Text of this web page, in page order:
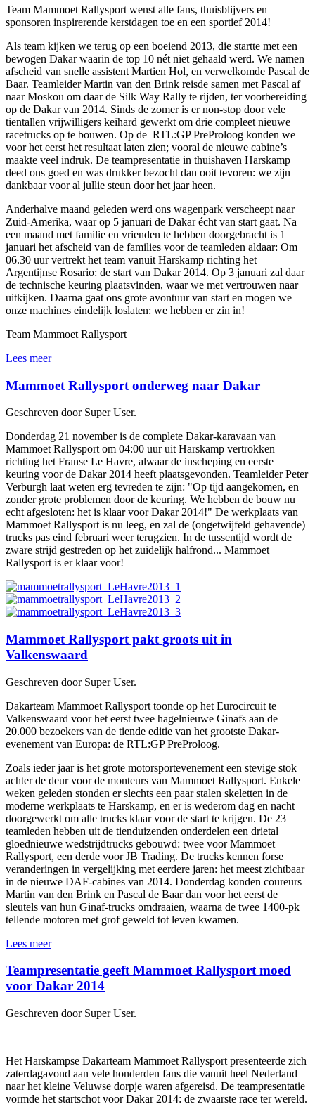
Team Mammoet Rallysport wenst alle fans, thuisblijvers en
sponsoren inspirerende kerstdagen toe en een sportief 2014!
Als team kijken we terug op een boeiend 2013, die startte met een
bewogen Dakar waarin de top 10 nét niet gehaald werd. We namen
afscheid van snelle assistent Martien Hol, en verwelkomde Pascal de
Baar. Teamleider Martin van den Brink reisde samen met Pascal af
naar Moskou om daar de Silk Way Rally te rijden, ter voorbereiding
op de Dakar van 2014. Sinds de zomer is er non-stop door vele
tientallen vrijwilligers keihard gewerkt om drie compleet nieuwe
racetrucks op te bouwen. Op de RTL:GP PreProloog konden we
voor het eerst het resultaat laten zien; vooral de nieuwe cabine’s
maakte veel indruk. De teampresentatie in thuishaven Harskamp
deed ons goed en was drukker bezocht dan ooit tevoren: we zijn
dankbaar voor al jullie steun door het jaar heen.
Anderhalve maand geleden werd ons wagenpark verscheept naar
Zuid-Amerika, waar op 5 januari de Dakar écht van start gaat. Na
een maand met familie en vrienden te hebben doorgebracht is 1
januari het afscheid van de families voor de teamleden aldaar: Om
06.30 uur vertrekt het team vanuit Harskamp richting het
Argentijnse Rosario: de start van Dakar 2014. Op 3 januari zal daar
de technische keuring plaatsvinden, waar we met vertrouwen naar
uitkijken. Daarna gaat ons grote avontuur van start en mogen we
onze machines eindelijk loslaten: we hebben er zin in!
Team Mammoet Rallysport
Lees meer
Mammoet Rallysport onderweg naar Dakar
Geschreven door Super User.
Donderdag 21 november is de complete Dakar-karavaan van
Mammoet Rallysport om 04:00 uur uit Harskamp vertrokken
richting het Franse Le Havre, alwaar de inscheping en eerste
keuring voor de Dakar 2014 heeft plaatsgevonden. Teamleider Peter
Verburgh laat weten erg tevreden te zijn: "Op tijd aangekomen, en
zonder grote problemen door de keuring. We hebben de bouw nu
echt afgesloten: het is klaar voor Dakar 2014!" De werkplaats van
Mammoet Rallysport is nu leeg, en zal de (ongetwijfeld gehavende)
trucks pas eind februari weer terugzien. In de tussentijd wordt de
zware strijd gestreden op het zuidelijk halfrond... Mammoet
Rallysport is er klaar voor!
Mammoet Rallysport pakt groots uit in
Valkenswaard
Geschreven door Super User.
Dakarteam Mammoet Rallysport toonde op het Eurocircuit te
Valkenswaard voor het eerst twee hagelnieuwe Ginafs aan de
20.000 bezoekers van de tiende editie van het grootste Dakar-
evenement van Europa: de RTL:GP PreProloog.
Zoals ieder jaar is het grote motorsportevenement een stevige stok
achter de deur voor de monteurs van Mammoet Rallysport. Enkele
weken geleden stonden er slechts een paar stalen skeletten in de
moderne werkplaats te Harskamp, en er is wederom dag en nacht
doorgewerkt om alle trucks klaar voor de start te krijgen. De 23
teamleden hebben uit de tienduizenden onderdelen een drietal
gloednieuwe wedstrijdtrucks gebouwd: twee voor Mammoet
Rallysport, een derde voor JB Trading. De trucks kennen forse
veranderingen in vergelijking met eerdere jaren: het meest zichtbaar
in de nieuwe DAF-cabines van 2014. Donderdag konden coureurs
Martin van den Brink en Pascal de Baar dan voor het eerst de
sleutels van hun Ginaf-trucks omdraaien, waarna de twee 1400-pk
tellende motoren met grof geweld tot leven kwamen.
Lees meer
Teampresentatie geeft Mammoet Rallysport moed
voor Dakar 2014
Geschreven door Super User.
Het Harskampse Dakarteam Mammoet Rallysport presenteerde zich
zaterdagavond aan vele honderden fans die vanuit heel Nederland
naar het kleine Veluwse dorpje waren afgereisd. De teampresentatie
vormde het startschot voor Dakar 2014: de zwaarste race ter wereld.